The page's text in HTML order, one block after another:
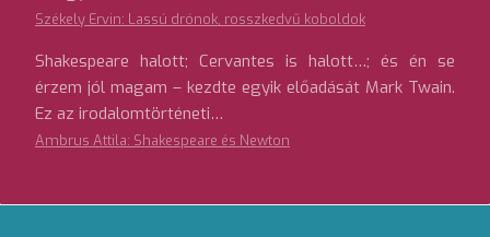
Székely Ervin: Lassú drónok, rosszkedvű koboldok
Shakespeare halott; Cervantes is halott…; és én se
érzem jól magam – kezdte egyik előadását Mark Twain.
Ez az irodalomtörténeti…
Ambrus Attila: Shakespeare és Newton